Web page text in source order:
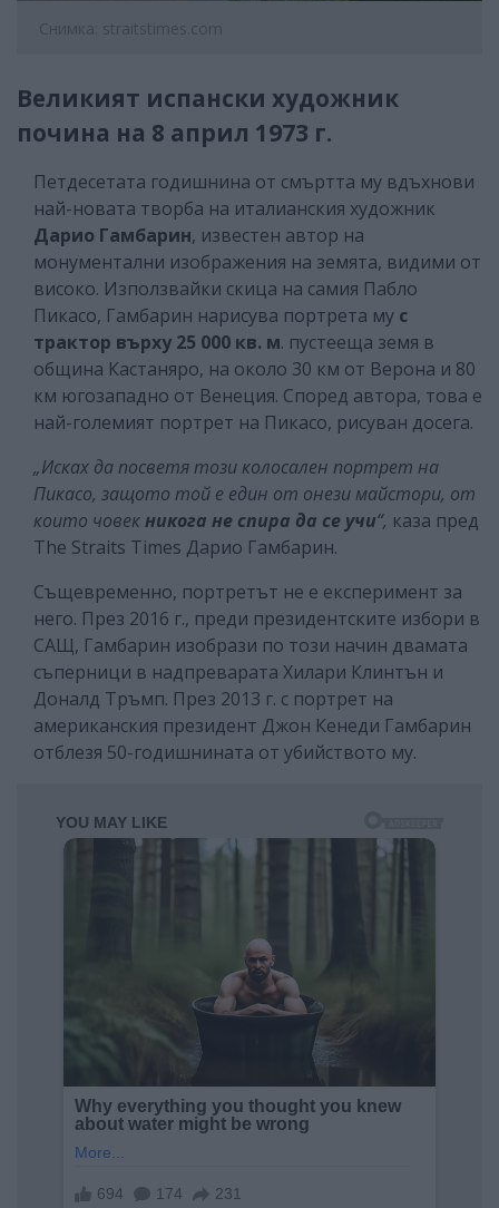
Снимка: straitstimes.com
Великият испански художник
почина на 8 април 1973 г.
Петдесетата годишнина от смъртта му вдъхнови
най-новата творба на италианския художник
Дарио Гамбарин, известен автор на
монументални изображения на земята, видими от
високо. Използвайки скица на самия Пабло
Пикасо, Гамбарин нарисува портрета му с
трактор върху 25 000 кв. м. пустееща земя в
община Кастаняро, на около 30 км от Верона и 80
км югозападно от Венеция. Според автора, това е
най-големият портрет на Пикасо, рисуван досега.
„Исках да посветя този колосален портрет на
Пикасо, защото той е един от онези майстори, от
които човекникога не спира да се учи“, каза пред
The Straits Times Дарио Гамбарин.
Същевременно, портретът не е експеримент за
него. През 2016 г., преди президентските избори в
САЩ, Гамбарин изобрази по този начин двамата
съперници в надпреварата Хилари Клинтън и
Доналд Тръмп. През 2013 г. с портрет на
американския президент Джон Кенеди Гамбарин
отблезя 50-годишнината от убийството му.